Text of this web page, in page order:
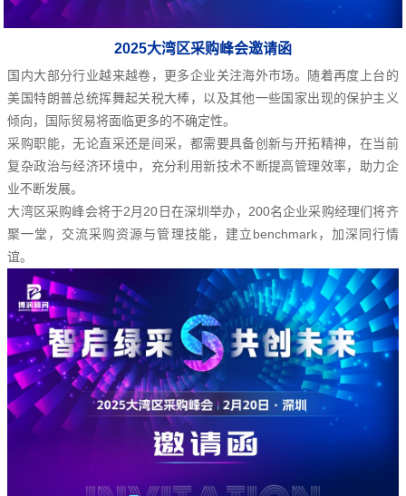
2025大湾区采购峰会邀请函
国内大部分行业越来越卷，更多企业关注海外市场。随着再度上台的
美国特朗普总统挥舞起关税大棒，以及其他一些国家出现的保护主义
倾向，国际贸易将面临更多的不确定性。
采购职能，无论直采还是间采，都需要具备创新与开拓精神，在当前
复杂政治与经济环境中，充分利用新技术不断提高管理效率，助力企
业不断发展。
大湾区采购峰会将于2月20日在深圳举办，200名企业采购经理们将齐
聚一堂，交流采购资源与管理技能，建立benchmark，加深同行情
谊。